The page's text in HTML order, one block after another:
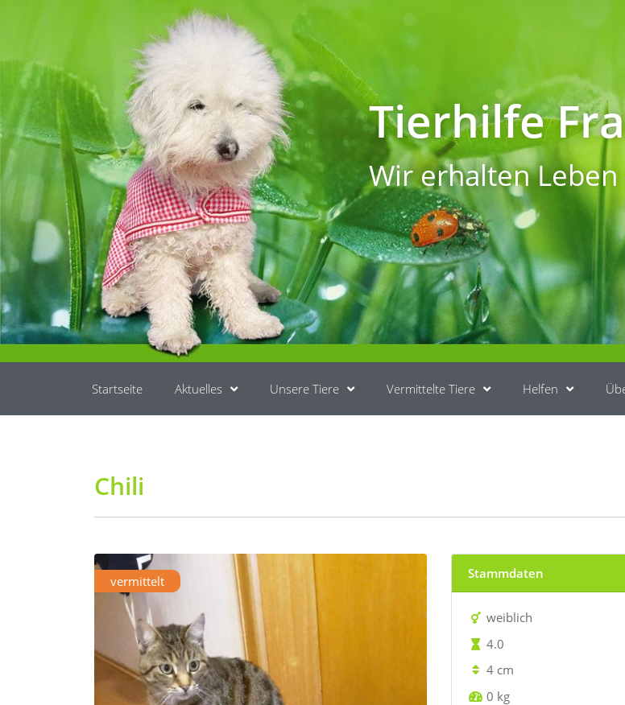
Tierhilfe
Wir erhalten
Startseite Aktuelles Unsere Tiere Vermittelte Tiere Helfen
Chili
vermittelt Stammdaten
weiblich
4.0
4 cm
0 kg